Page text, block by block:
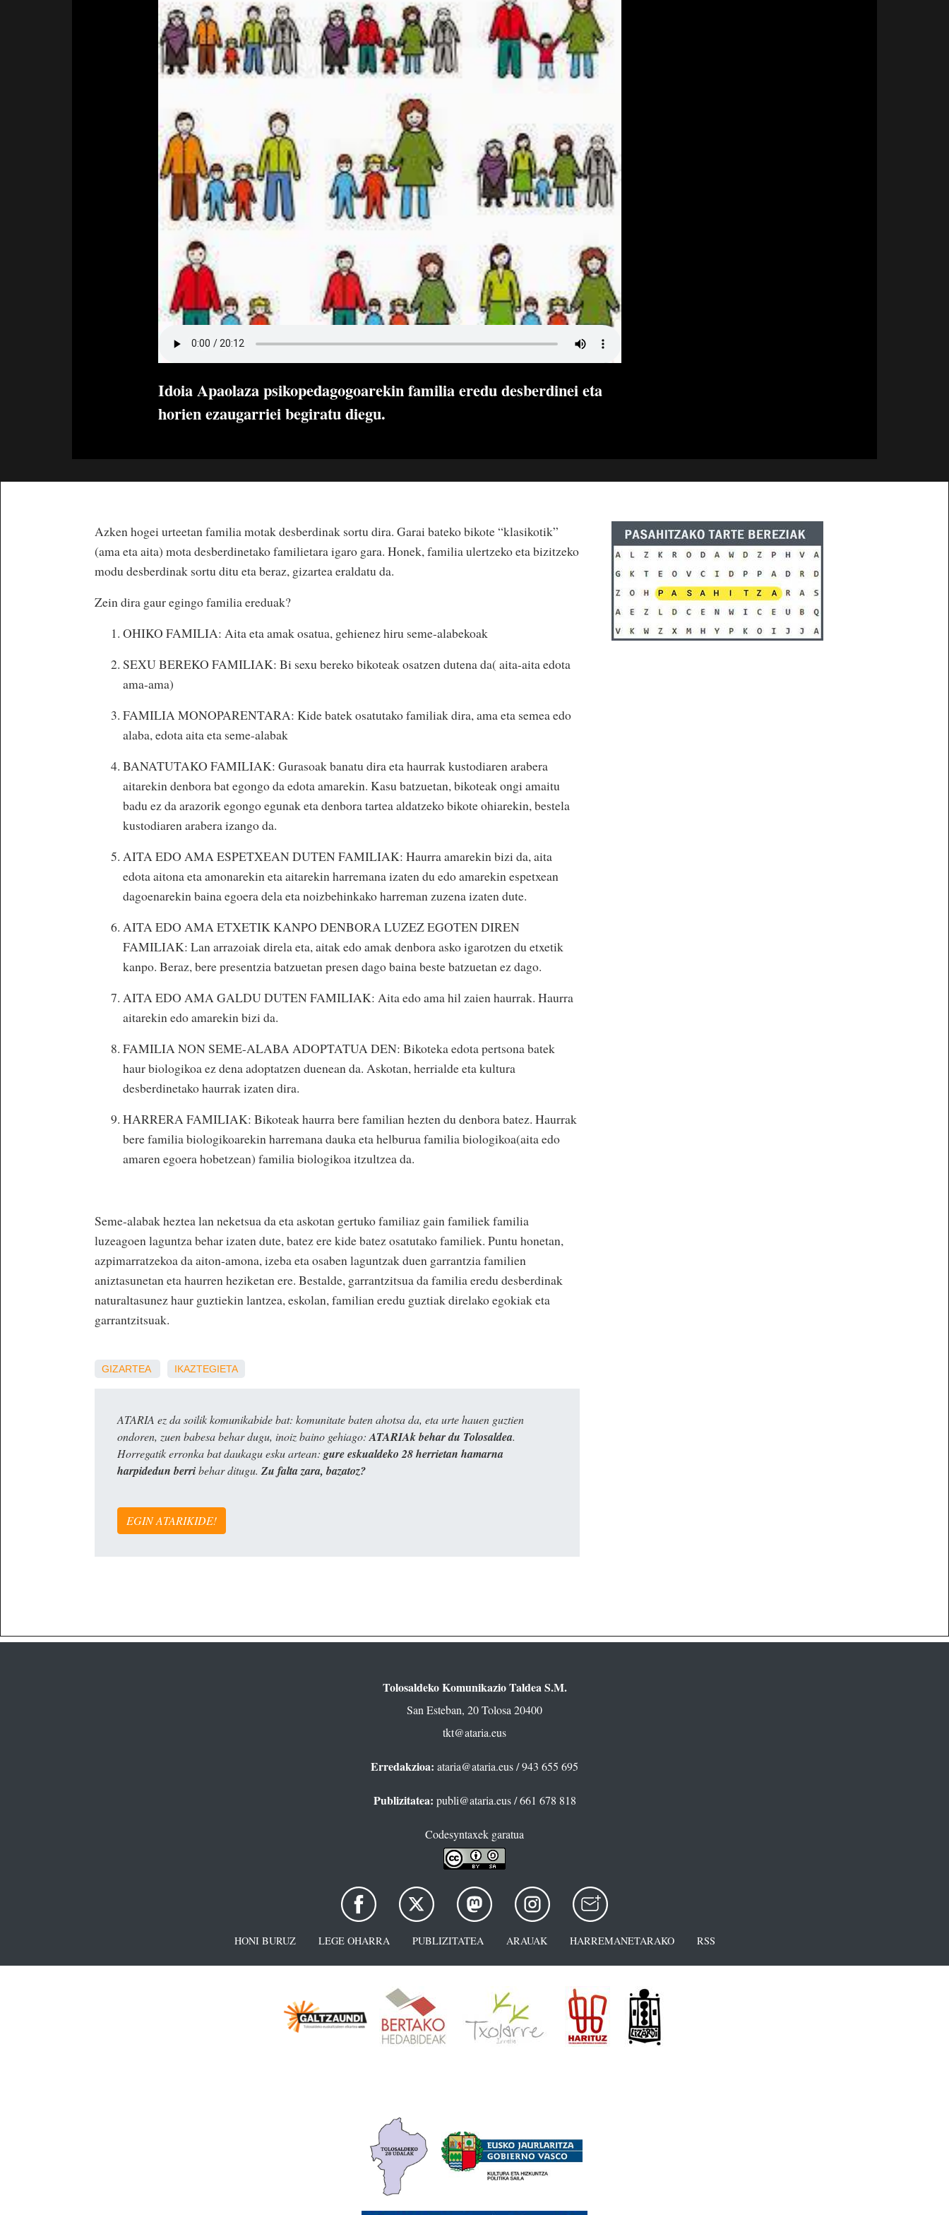
Idoia Apaolaza psikopedagogoarekin familia eredu desberdinei eta
horien ezaugarriei begiratu diegu.
Azken hogei urteetan familia motak desberdinak sortu dira. Garai bateko bikote “klasikotik”
(ama eta aita) mota desberdinetako familietara igaro gara. Honek, familia ulertzeko eta bizitzeko
modu desberdinak sortu ditu eta beraz, gizartea eraldatu da.
Zein dira gaur egingo familia ereduak?
OHIKO FAMILIA: Aita eta amak osatua, gehienez hiru seme-alabekoak
SEXU BEREKO FAMILIAK: Bi sexu bereko bikoteak osatzen dutena da( aita-aita edota
ama-ama)
FAMILIA MONOPARENTARA: Kide batek osatutako familiak dira, ama eta semea edo
alaba, edota aita eta seme-alabak
BANATUTAKO FAMILIAK: Gurasoak banatu dira eta haurrak kustodiaren arabera
aitarekin denbora bat egongo da edota amarekin. Kasu batzuetan, bikoteak ongi amaitu
badu ez da arazorik egongo egunak eta denbora tartea aldatzeko bikote ohiarekin, bestela
kustodiaren arabera izango da.
AITA EDO AMA ESPETXEAN DUTEN FAMILIAK: Haurra amarekin bizi da, aita
edota aitona eta amonarekin eta aitarekin harremana izaten du edo amarekin espetxean
dagoenarekin baina egoera dela eta noizbehinkako harreman zuzena izaten dute.
AITA EDO AMA ETXETIK KANPO DENBORA LUZEZ EGOTEN DIREN
FAMILIAK: Lan arrazoiak direla eta, aitak edo amak denbora asko igarotzen du etxetik
kanpo. Beraz, bere presentzia batzuetan presen dago baina beste batzuetan ez dago.
AITA EDO AMA GALDU DUTEN FAMILIAK: Aita edo ama hil zaien haurrak. Haurra
aitarekin edo amarekin bizi da.
FAMILIA NON SEME-ALABA ADOPTATUA DEN: Bikoteka edota pertsona batek
haur biologikoa ez dena adoptatzen duenean da. Askotan, herrialde eta kultura
desberdinetako haurrak izaten dira.
HARRERA FAMILIAK: Bikoteak haurra bere familian hezten du denbora batez. Haurrak
bere familia biologikoarekin harremana dauka eta helburua familia biologikoa(aita edo
amaren egoera hobetzean) familia biologikoa itzultzea da.
Seme-alabak heztea lan neketsua da eta askotan gertuko familiaz gain familiek familia
luzeagoen laguntza behar izaten dute, batez ere kide batez osatutako familiek. Puntu honetan,
azpimarratzekoa da aiton-amona, izeba eta osaben laguntzak duen garrantzia familien
aniztasunetan eta haurren heziketan ere. Bestalde, garrantzitsua da familia eredu desberdinak
naturaltasunez haur guztiekin lantzea, eskolan, familian eredu guztiak direlako egokiak eta
garrantzitsuak.
GIZARTEA IKAZTEGIETA
ATARIA ez da soilik komunikabide bat: komunitate baten ahotsa da, eta urte hauen guztien
ondoren, zuen babesa behar dugu, inoiz baino gehiago: ATARIAk behar du Tolosaldea.
Horregatik erronka bat daukagu esku artean: gure eskualdeko 28 herrietan hamarna
harpidedun berribehar ditugu. Zu falta zara, bazatoz?
EGIN ATARIKIDE!
Tolosaldeko Komunikazio Taldea S.M.
San Esteban, 20 Tolosa 20400
tkt@ataria.eus
Erredakzioa: ataria@ataria.eus/ 943 655 695
Publizitatea: publi@ataria.eus/ 661 678 818
Codesyntaxek garatua
HONI BURUZ LEGE OHARRA PUBLIZITATEA ARAUAK HARREMANETARAKO RSS